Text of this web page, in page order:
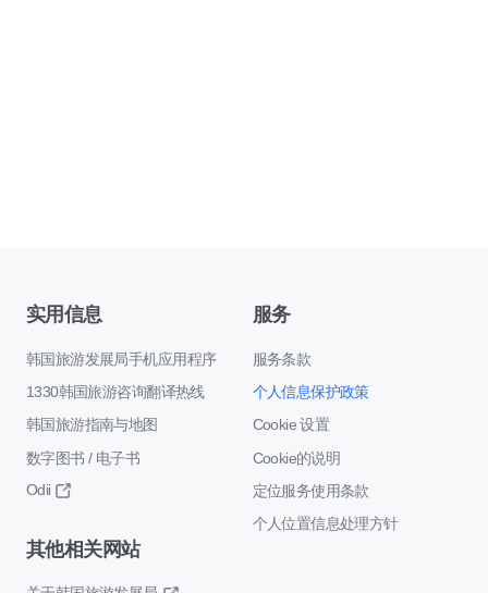
实用信息
韩国旅游发展局手机应用程序
1330韩国旅游咨询翻译热线
韩国旅游指南与地图
数字图书 / 电子书
Odii
服务
服务条款
个人信息保护政策
Cookie 设置
Cookie的说明
定位服务使用条款
个人位置信息处理方针
其他相关网站